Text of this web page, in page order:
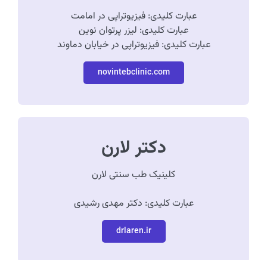
عبارت کلیدی: فیزیوتراپی در امامت
عبارت کلیدی: لیزر پرتوان نوین
عبارت کلیدی: فیزیوتراپی در خیابان دماوند
novintebclinic.com
دکتر لارن
کلینیک طب سنتی لارن
عبارت کلیدی: دکتر مهدی رشیدی
drlaren.ir